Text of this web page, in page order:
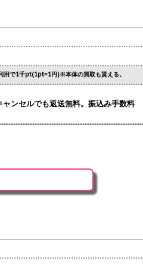
で1千pt(1pt=1円)※本体の買取も貰える。
ンセルでも返送無料。振込み手数料